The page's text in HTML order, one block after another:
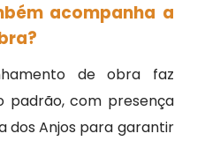
acompanha a
de obra faz
padrão, com presença
dos Anjos para garantir